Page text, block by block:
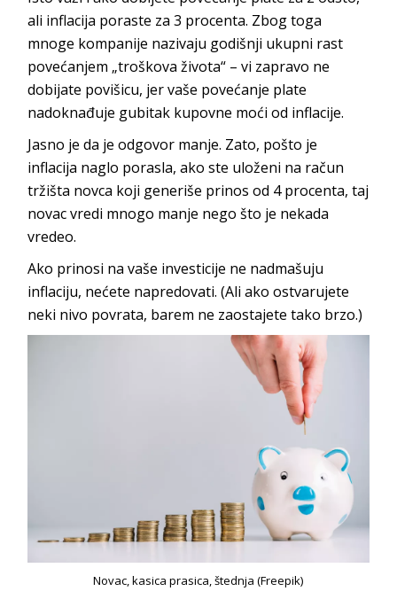
ali inflacija poraste za 3 procenta. Zbog toga
mnoge kompanije nazivaju godišnji ukupni rast
povećanjem „troškova života“ – vi zapravo ne
dobijate povišicu, jer vaše povećanje plate
nadoknađuje gubitak kupovne moći od inflacije.
Jasno je da je odgovor manje. Zato, pošto je
inflacija naglo porasla, ako ste uloženi na račun
tržišta novca koji generiše prinos od 4 procenta, taj
novac vredi mnogo manje nego što je nekada
vredeo.
Ako prinosi na vaše investicije ne nadmašuju
inflaciju, nećete napredovati. (Ali ako ostvarujete
neki nivo povrata, barem ne zaostajete tako brzo.)
Novac, kasica prasica, štednja (Freepik)